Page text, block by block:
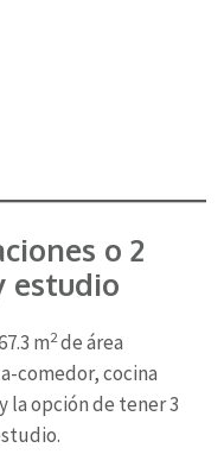
o 2
estudio
m2de área
comedor, cocina
la opción de tener 3